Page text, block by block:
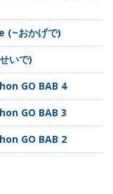
おかげで)
いで)
GO BAB 4
GO BAB 3
GO BAB 2